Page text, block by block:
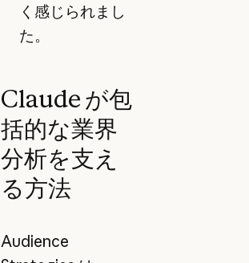
く感じられまし
た。
Claude が包
括的な業界
分析を支え
る方法
Audience